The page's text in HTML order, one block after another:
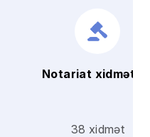
Notariat
38 xidmət